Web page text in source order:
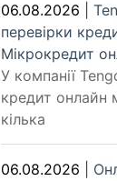
06.08.2026
перевірки
Мікрокредит
У компанії
кредит онлайн
кілька
06.08.2026